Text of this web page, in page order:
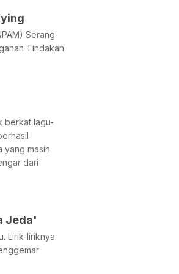
Serang
Tindakan
berkat lagu-
yang masih
dari
Jeda'
Lirik-liriknya